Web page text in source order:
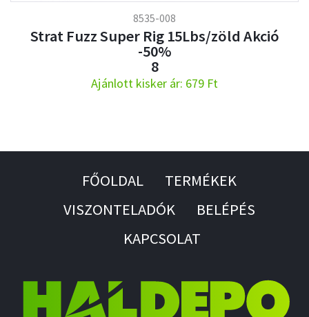
8535-008
Strat Fuzz Super Rig 15Lbs/zöld Akció
-50%
8
Ajánlott kisker ár: 679 Ft
FŐOLDAL
TERMÉKEK
VISZONTELADÓK
BELÉPÉS
KAPCSOLAT